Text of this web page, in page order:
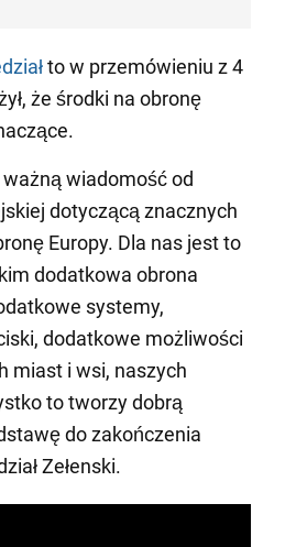
to w przemówieniu z 4
że środki na obronę
wiadomość od
dotyczącą znacznych
Europy. Dla nas jest to
dodatkowa obrona
systemy,
dodatkowe możliwości
miast i wsi, naszych
to tworzy dobrą
do zakończenia
Zełenski.